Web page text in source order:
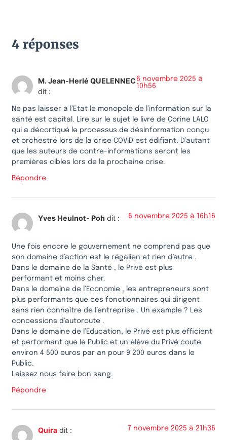
4 réponses
M. Jean-Herlé QUELENNEC
dit :
6 novembre 2025 à
10h56
Ne pas laisser à l’Etat le monopole de l’information sur la
santé est capital. Lire sur le sujet le livre de Corine LALO
qui a décortiqué le processus de désinformation conçu
et orchestré lors de la crise COVID est édifiant. D’autant
que les auteurs de contre-informations seront les
premières cibles lors de la prochaine crise.
Répondre
Yves Heulnot- Poh dit : 6 novembre 2025 à 16h16
Une fois encore le gouvernement ne comprend pas que
son domaine d’action est le régalien et rien d’autre .
Dans le domaine de la Santé , le Privé est plus
performant et moins cher.
Dans le domaine de l’Economie , les entrepreneurs sont
plus performants que ces fonctionnaires qui dirigent
sans rien connaître de l’entreprise . Un example ? Les
concessions d’autoroute .
Dans le domaine de l’Education, le Privé est plus efficient
et performant que le Public et un élève du Privé coute
environ 4 500 euros par an pour 9 200 euros dans le
Public.
Laissez nous faire bon sang.
Répondre
Quira dit : 7 novembre 2025 à 21h36